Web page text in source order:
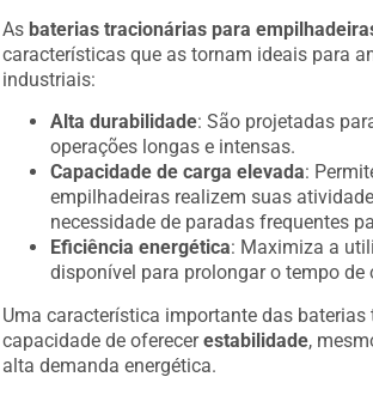
As baterias tracionárias para
características que as tornam ideais para
industriais:
Alta durabilidade: São projetadas
operações longas e intensas.
Capacidade de carga elevada:
empilhadeiras realizem suas
necessidade de paradas frequentes
Eficiência energética: Maximiza a
disponível para prolongar o tempo de
Uma característica importante das baterias
capacidade de oferecerestabilidade,
alta demanda energética.